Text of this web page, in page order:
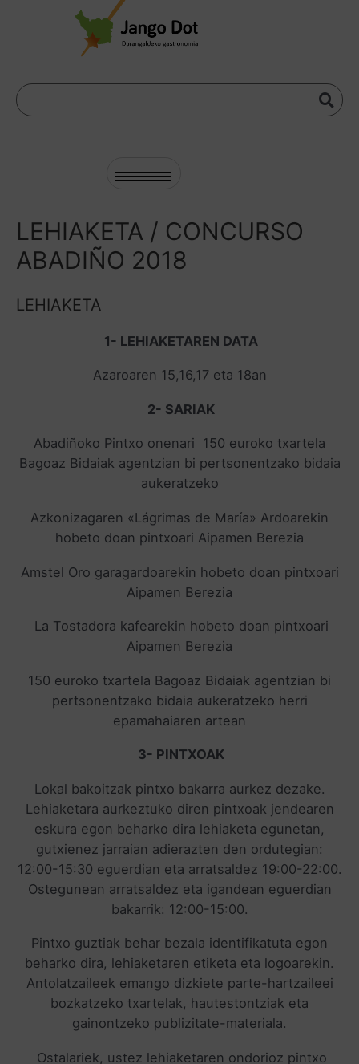
LEHIAKETA / CONCURSO
ABADIÑO 2018
LEHIAKETA
1- LEHIAKETAREN DATA
Azaroaren 15,16,17 eta 18an
2- SARIAK
Abadiñoko Pintxo onenari 150 euroko txartela
Bagoaz Bidaiak agentzian bi pertsonentzako bidaia
aukeratzeko
Azkonizagaren «Lágrimas de María» Ardoarekin
hobeto doan pintxoari Aipamen Berezia
Amstel Oro garagardoarekin hobeto doan pintxoari
Aipamen Berezia
La Tostadora kafearekin hobeto doan pintxoari
Aipamen Berezia
150 euroko txartela Bagoaz Bidaiak agentzian bi
pertsonentzako bidaia aukeratzeko herri
epamahaiaren artean
3- PINTXOAK
Lokal bakoitzak pintxo bakarra aurkez dezake.
Lehiaketara aurkeztuko diren pintxoak jendearen
eskura egon beharko dira lehiaketa egunetan,
gutxienez jarraian adierazten den ordutegian:
12:00-15:30 eguerdian eta arratsaldez 19:00-22:00.
Ostegunean arratsaldez eta igandean eguerdian
bakarrik: 12:00-15:00.
Pintxo guztiak behar bezala identifikatuta egon
beharko dira, lehiaketaren etiketa eta logoarekin.
Antolatzaileek emango dizkiete parte-hartzaileei
bozkatzeko txartelak, hautestontziak eta
gainontzeko publizitate-materiala.
Ostalariek, ustez lehiaketaren ondorioz pintxo